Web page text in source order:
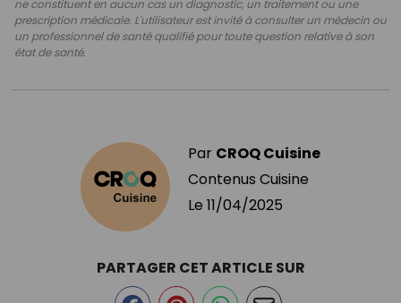
ne constituent en aucun cas un diagnostic, un traitement ou une
prescription médicale. L'utilisateur est invité à consulter un médecin ou
un professionnel de santé qualifié pour toute question relative à son
état de santé.
Par CROQ Cuisine
Contenus Cuisine
Le 11/04/2025
PARTAGER CET ARTICLE SUR